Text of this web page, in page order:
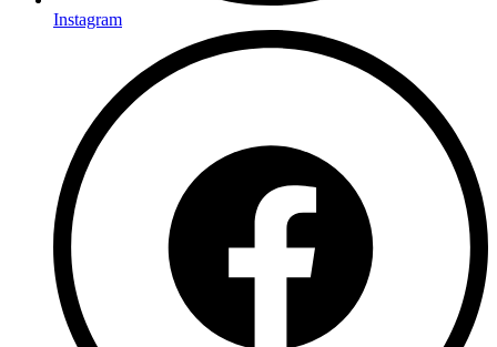
Instagram